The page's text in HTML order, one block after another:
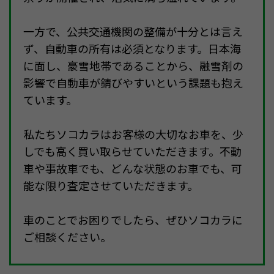
一方で、公共交通機関の整備が十分とは言え
ず、自動車の所有は必須となります。日本海
に面し、豪雪地帯であることから、融雪剤の
影響で自動車が錆びやすいという課題も抱え
ています。
私たちソコカラはお客様の大切なお車を、少
しでも高く買い取らせていただきます。不動
車や事故車でも、どんな状態のお車でも、可
能な限り査定させていただきます。
車のことでお困りでしたら、ぜひソコカラに
ご相談ください。